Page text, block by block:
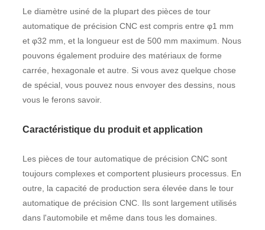
Le diamètre usiné de la plupart des pièces de tour
automatique de précision CNC est compris entre φ1 mm
et φ32 mm, et la longueur est de 500 mm maximum. Nous
pouvons également produire des matériaux de forme
carrée, hexagonale et autre. Si vous avez quelque chose
de spécial, vous pouvez nous envoyer des dessins, nous
vous le ferons savoir.
Caractéristique du produit et application
Les pièces de tour automatique de précision CNC sont
toujours complexes et comportent plusieurs processus. En
outre, la capacité de production sera élevée dans le tour
automatique de précision CNC. Ils sont largement utilisés
dans l'automobile et même dans tous les domaines.